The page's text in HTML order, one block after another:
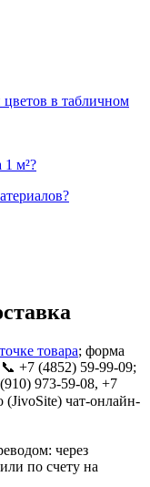
в табличном
1 м²?
товара; форма
+7 (4852) 59-99-09;
973-59-08, +7
(JivoSite) чат-онлайн-
через
по счету на